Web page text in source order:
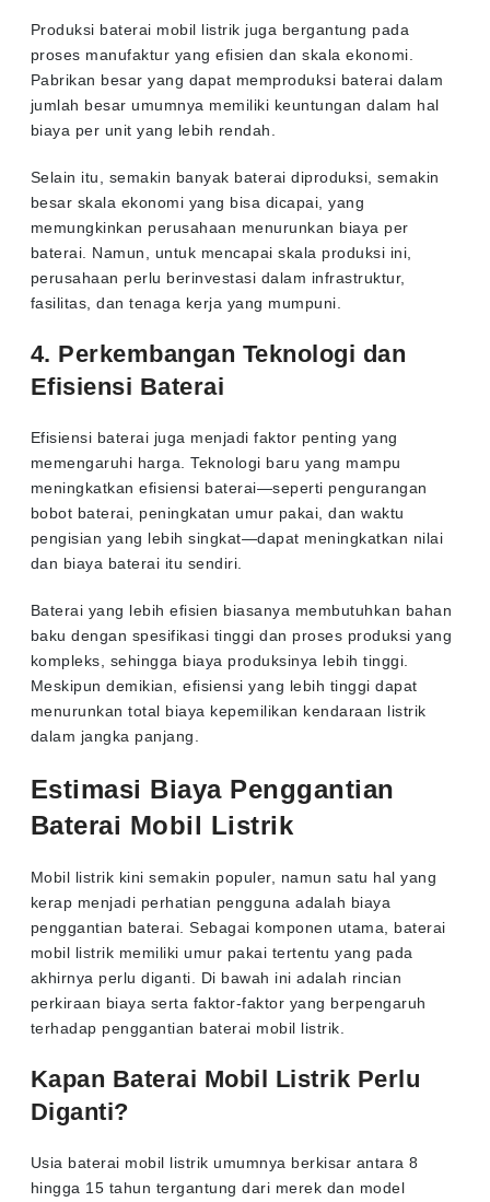
Produksi baterai mobil listrik juga bergantung pada
proses manufaktur yang efisien dan skala ekonomi.
Pabrikan besar yang dapat memproduksi baterai dalam
jumlah besar umumnya memiliki keuntungan dalam hal
biaya per unit yang lebih rendah.
Selain itu, semakin banyak baterai diproduksi, semakin
besar skala ekonomi yang bisa dicapai, yang
memungkinkan perusahaan menurunkan biaya per
baterai. Namun, untuk mencapai skala produksi ini,
perusahaan perlu berinvestasi dalam infrastruktur,
fasilitas, dan tenaga kerja yang mumpuni.
4. Perkembangan Teknologi dan
Efisiensi Baterai
Efisiensi baterai juga menjadi faktor penting yang
memengaruhi harga. Teknologi baru yang mampu
meningkatkan efisiensi baterai—seperti pengurangan
bobot baterai, peningkatan umur pakai, dan waktu
pengisian yang lebih singkat—dapat meningkatkan nilai
dan biaya baterai itu sendiri.
Baterai yang lebih efisien biasanya membutuhkan bahan
baku dengan spesifikasi tinggi dan proses produksi yang
kompleks, sehingga biaya produksinya lebih tinggi.
Meskipun demikian, efisiensi yang lebih tinggi dapat
menurunkan total biaya kepemilikan kendaraan listrik
dalam jangka panjang.
Estimasi Biaya Penggantian
Baterai Mobil Listrik
Mobil listrik kini semakin populer, namun satu hal yang
kerap menjadi perhatian pengguna adalah biaya
penggantian baterai. Sebagai komponen utama, baterai
mobil listrik memiliki umur pakai tertentu yang pada
akhirnya perlu diganti. Di bawah ini adalah rincian
perkiraan biaya serta faktor-faktor yang berpengaruh
terhadap penggantian baterai mobil listrik.
Kapan Baterai Mobil Listrik Perlu
Diganti?
Usia baterai mobil listrik umumnya berkisar antara 8
hingga 15 tahun tergantung dari merek dan model